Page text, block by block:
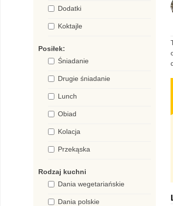
Dodatki
Koktajle
Posiłek:
Śniadanie
Drugie śniadanie
Lunch
Obiad
Kolacja
Przekąska
Rodzaj kuchni
Dania wegetariańskie
Dania polskie